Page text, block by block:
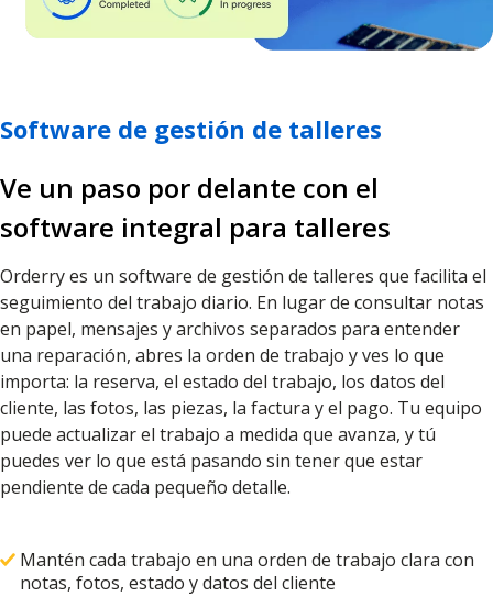
Software de gestión de talleres
Ve un paso por delante con el
software integral para talleres
Orderry es un software de gestión de talleres que facilita el
seguimiento del trabajo diario. En lugar de consultar notas
en papel, mensajes y archivos separados para entender
una reparación, abres la orden de trabajo y ves lo que
importa: la reserva, el estado del trabajo, los datos del
cliente, las fotos, las piezas, la factura y el pago. Tu equipo
puede actualizar el trabajo a medida que avanza, y tú
puedes ver lo que está pasando sin tener que estar
pendiente de cada pequeño detalle.
Mantén cada trabajo en una orden de trabajo clara con
notas, fotos, estado y datos del cliente